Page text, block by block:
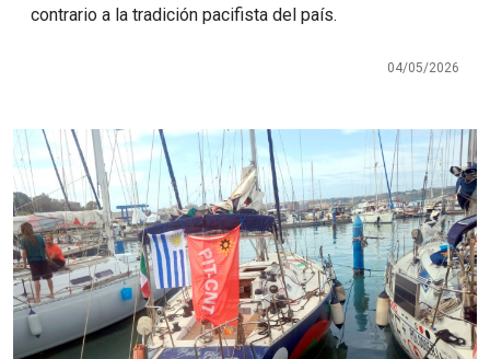
contrario a la tradición pacifista del país.
04/05/2026
Imagen